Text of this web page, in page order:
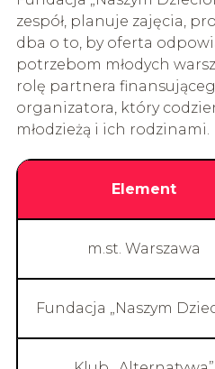
zespół, planuje zajęcia,
dba o to, by oferta
potrzebom młodych
rolę partnera
organizatora, który
młodzieżą i ich rodzinami.
Element
m.st. Warszawa
Fundacja „Naszym